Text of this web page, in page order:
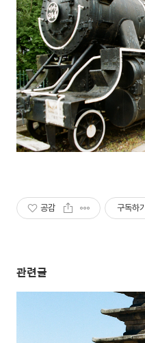
공감 구독하기
관련글